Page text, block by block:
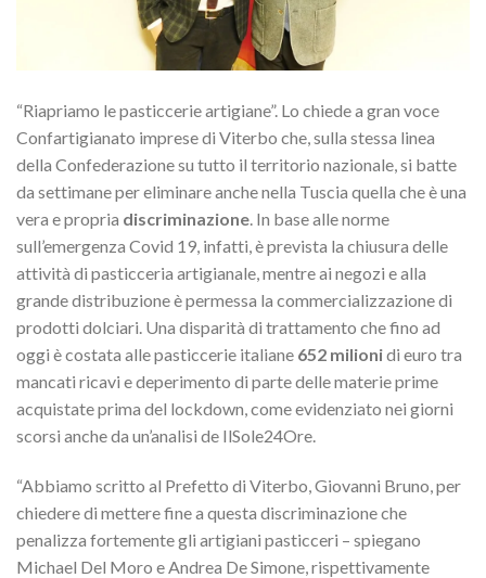
“Riapriamo le pasticcerie artigiane”. Lo chiede a gran voce
Confartigianato imprese di Viterbo che, sulla stessa linea
della Confederazione su tutto il territorio nazionale, si batte
da settimane per eliminare anche nella Tuscia quella che è una
vera e propria discriminazione. In base alle norme
sull’emergenza Covid 19, infatti, è prevista la chiusura delle
attività di pasticceria artigianale, mentre ai negozi e alla
grande distribuzione è permessa la commercializzazione di
prodotti dolciari. Una disparità di trattamento che fino ad
oggi è costata alle pasticcerie italiane 652 milionidi euro tra
mancati ricavi e deperimento di parte delle materie prime
acquistate prima del lockdown, come evidenziato nei giorni
scorsi anche da un’analisi de IlSole24Ore.
“Abbiamo scritto al Prefetto di Viterbo, Giovanni Bruno, per
chiedere di mettere fine a questa discriminazione che
penalizza fortemente gli artigiani pasticceri – spiegano
Michael Del Moro e Andrea De Simone, rispettivamente